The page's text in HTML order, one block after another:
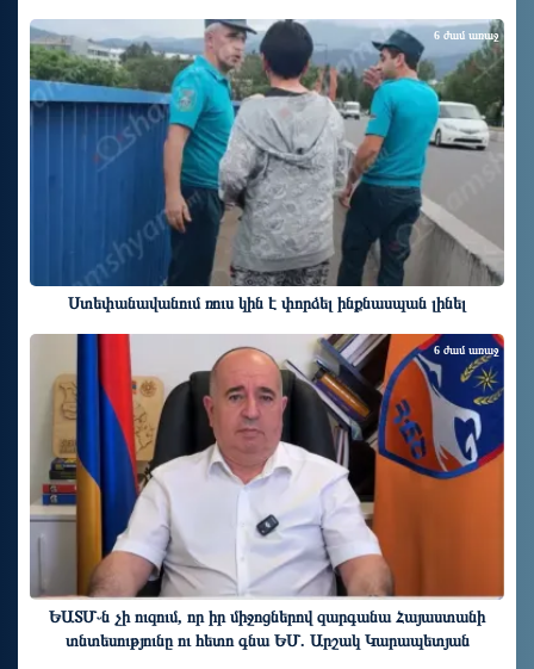
Ստեփանավանում ռուս կին է փորձել ինքնասպան լինել
6 ժամ առաջ
ԵԱՏՄ֊ն չի ուզում, որ իր միջոցներով զարգանա Հայաստանի
տնտեսությունը ու հետո գնա ԵՄ. Արշակ Կարապետյան
6 ժամ առաջ